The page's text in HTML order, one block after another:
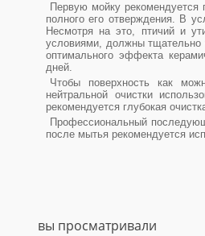
Первую мойку рекомендуется
полного его отверждения. В
Несмотря на это, птичий и
условиями, должны тщательно
оптимального эффекта
дней.
Чтобы поверхность как
нейтральной очистки
рекомендуется глубокая
Профессиональный
после мытья рекомендуется
вы просматривали